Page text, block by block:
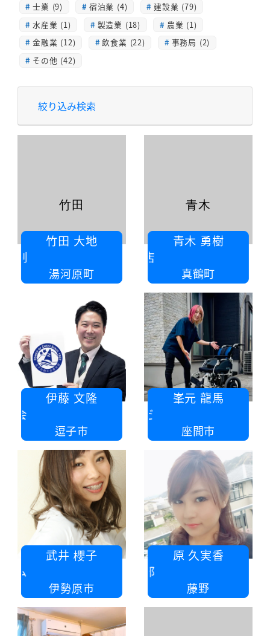
士業 (9)
宿泊業 (4)
建設業 (79)
水産業 (1)
製造業 (18)
農業 (1)
金融業 (12)
飲食業 (22)
事務局 (2)
その他 (42)
絞り込み検索
竹田 大地
有限会社タケダ印刷
湯河原町
竹田
青木 勇樹
真鶴町
青木
伊藤 文隆
逗子市商工会
逗子市
峯元 龍馬
座間市
武井 櫻子
サロンドラム
伊勢原市
原 久実香
藤野